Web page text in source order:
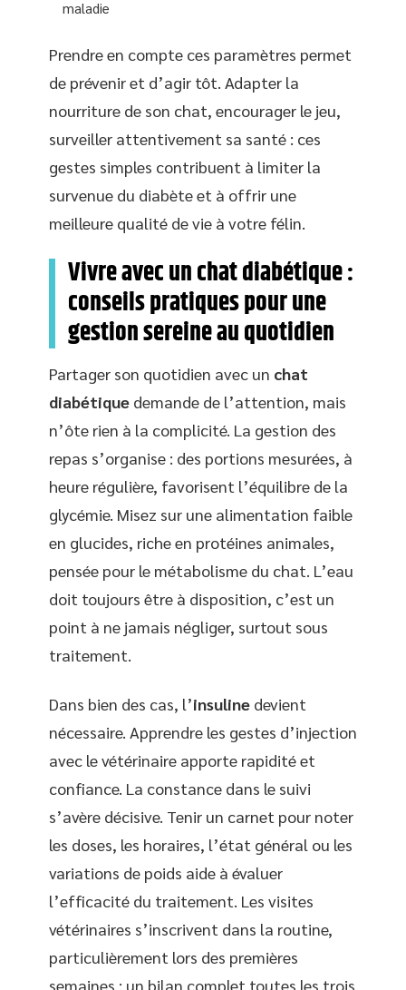
maladie
Prendre en compte ces paramètres permet
de prévenir et d’agir tôt. Adapter la
nourriture de son chat, encourager le jeu,
surveiller attentivement sa santé : ces
gestes simples contribuent à limiter la
survenue du diabète et à offrir une
meilleure qualité de vie à votre félin.
Vivre avec un chat diabétique :
conseils pratiques pour une
gestion sereine au quotidien
Partager son quotidien avec un chat
diabétique demande de l’attention, mais
n’ôte rien à la complicité. La gestion des
repas s’organise : des portions mesurées, à
heure régulière, favorisent l’équilibre de la
glycémie. Misez sur une alimentation faible
en glucides, riche en protéines animales,
pensée pour le métabolisme du chat. L’eau
doit toujours être à disposition, c’est un
point à ne jamais négliger, surtout sous
traitement.
Dans bien des cas, l’insuline devient
nécessaire. Apprendre les gestes d’injection
avec le vétérinaire apporte rapidité et
confiance. La constance dans le suivi
s’avère décisive. Tenir un carnet pour noter
les doses, les horaires, l’état général ou les
variations de poids aide à évaluer
l’efficacité du traitement. Les visites
vétérinaires s’inscrivent dans la routine,
particulièrement lors des premières
semaines : un bilan complet toutes les trois